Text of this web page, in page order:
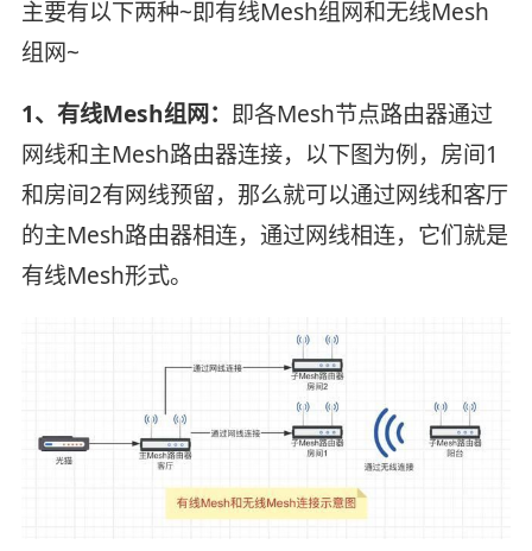
主要有以下两种~即有线Mesh组网和无线Mesh
组网~
1、有线Mesh组网： 即各Mesh节点路由器通过
网线和主Mesh路由器连接，以下图为例，房间1
和房间2有网线预留，那么就可以通过网线和客厅
的主Mesh路由器相连，通过网线相连，它们就是
有线Mesh形式。